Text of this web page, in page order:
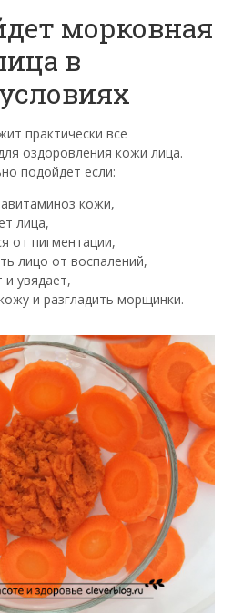
морковная
в
практически все
оздоровления кожи лица.
подойдет если:
кожи,
лица,
от пигментации,
лицо от воспалений,
увядает,
и разгладить морщинки.